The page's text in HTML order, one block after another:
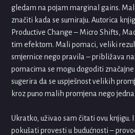
gledam na pojam marginal gains.
značiti kada se sumiraju. Autorica
Productive Change – Micro Shifts,
tim efektom. Mali pomaci, veliki
smjernice nego pravila – približava
pomacima se mogu dogoditi
sugerira da se uspješnost velikih
kroz puno malih promjena nego
Ukratko, uživao sam čitati ovu knjigu.
pokušati provesti u budućnosti –